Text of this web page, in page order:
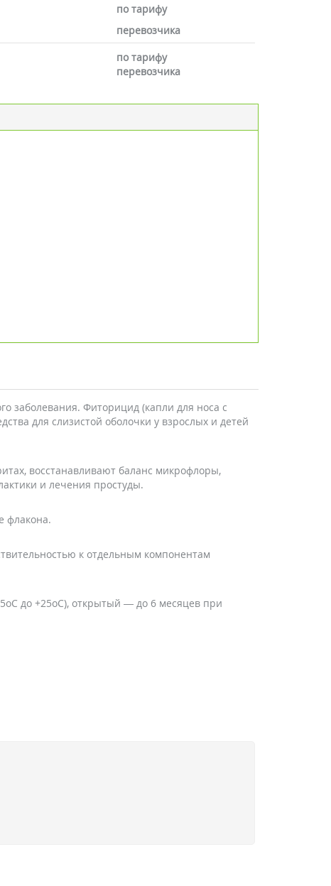
по тарифу
перевозчика
по тарифу
перевозчика
заболевания. Фиторицид (капли для носа с
для слизистой оболочки у взрослых и детей
восстанавливают баланс микрофлоры,
и лечения простуды.
флакона.
к отдельным компонентам
до +25oС), открытый — до 6 месяцев при